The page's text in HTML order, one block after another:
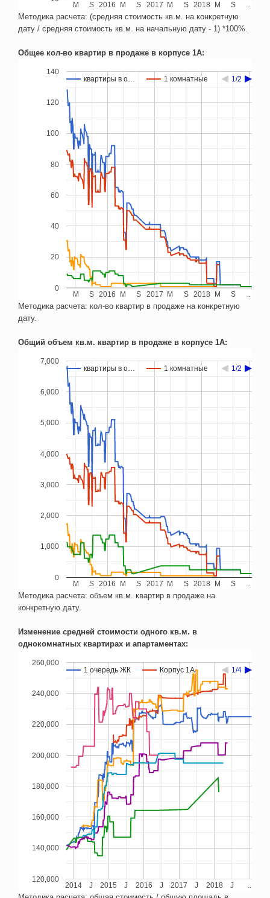
2016 2017 2018 ..
M S M S M S M S
Методика расчета: (средняя стоимость кв.м. на конкретную
дату / средняя стоимость кв.м. на начальную дату - 1) *100%.
Общее кол-во квартир в продаже в корпусе 1А:
2016 2017 2018 ..
M S M S M S M S
0
20
40
60
80
100
120
140
квартиры в о…
квартиры в о… 1 комнатные
1 комнатные 1/2
1/2
Методика расчета: кол-во квартир в продаже на конкретную
дату.
Общий объем кв.м. квартир в продаже в корпусе 1А:
2016 2017 2018 ..
M S M S M S M S
0
1,000
2,000
3,000
4,000
5,000
6,000
7,000
квартиры в о…
квартиры в о… 1 комнатные
1 комнатные 1/2
1/2
Методика расчета: объем кв.м. квартир в продаже на
конкретную дату.
Изменение средней стоимости одного кв.м. в
однокомнатных квартирах и апартаментах:
2014 2015 2016 2017 2018 ..
J J J J J
120,000
140,000
160,000
180,000
200,000
220,000
240,000
260,000
1 очередь ЖК
1 очередь ЖК Корпус 1А
Корпус 1А 1/4
1/4